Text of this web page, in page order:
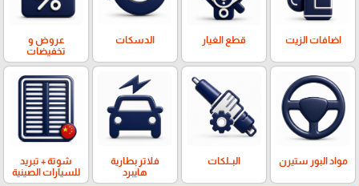
اضافات الزيت قطع الغيار الدسكات
عروض و
تخفيضات
مواد البور ستيرن البــلكات
فلاتر بطارية
هايبرد
شوتة + تبريد
للسيارات الصينية